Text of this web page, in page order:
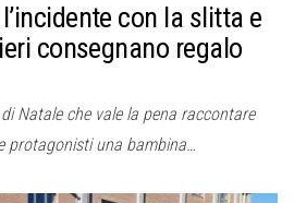
con la slitta e
consegnano regalo
Natale che vale la pena raccontare
protagonisti una bambina…